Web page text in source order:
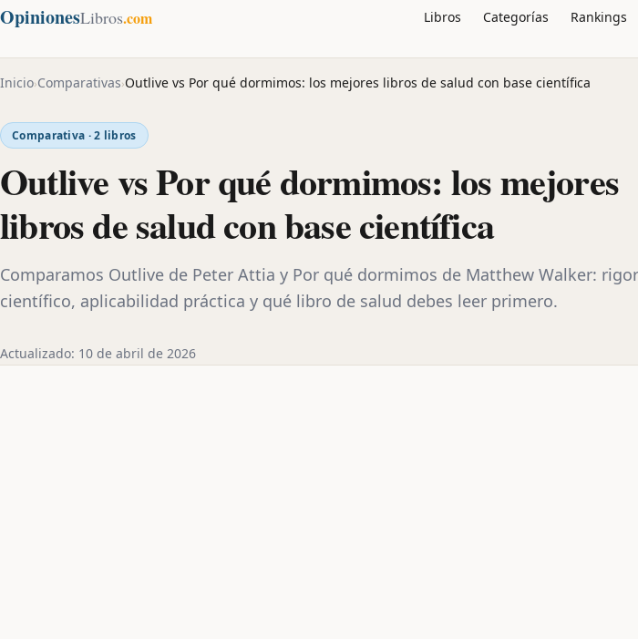
OpinionesLibros.com Libros Categorías Rankings
Inicio›Comparativas›Outlive vs Por qué dormimos: los mejores libros de salud con base científica
Comparativa · 2 libros
Outlive vs Por qué dormimos: los mejores
libros de salud con base científica
Comparamos Outlive de Peter Attia y Por qué dormimos de Matthew Walker: rigor
científico, aplicabilidad práctica y qué libro de salud debes leer primero.
Actualizado: 10 de abril de 2026